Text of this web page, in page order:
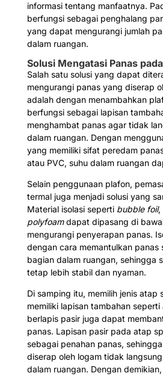
informasi tentang manfaatnya.
berfungsi sebagai penghalang
yang dapat mengurangi jumlah
dalam ruangan.
Solusi Mengatasi Panas
Salah satu solusi yang dapat
mengurangi panas yang diserap
adalah dengan menambahkan
berfungsi sebagai lapisan
menghambat panas agar tidak
dalam ruangan. Dengan
yang memiliki sifat peredam
atau PVC, suhu dalam ruangan
Selain penggunaan plafon,
termal juga menjadi solusi yang
Material isolasi seperti bubble foil,
polyfoamdapat dipasang di
mengurangi penyerapan panas.
dengan cara memantulkan panas
bagian dalam ruangan, sehingga
tetap lebih stabil dan nyaman.
Di samping itu, memilih jenis atap
memiliki lapisan tambahan
berlapis pasir juga dapat
panas. Lapisan pasir pada atap
sebagai penahan panas,
diserap oleh logam tidak
dalam ruangan. Dengan